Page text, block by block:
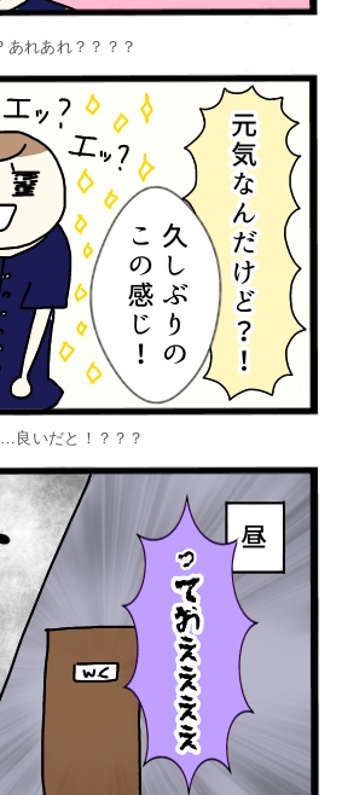
あれあれ？？？？
良いだと！？？？